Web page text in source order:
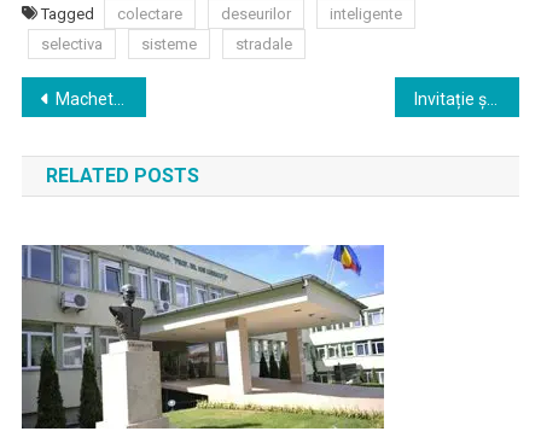
Tagged colectare deseurilor
inteligente
selectiva
sisteme stradale
Navigare
în
articole
Macheta de bronz a zonei centrale,dezvelită în Piața Unirii
RELATED POSTS